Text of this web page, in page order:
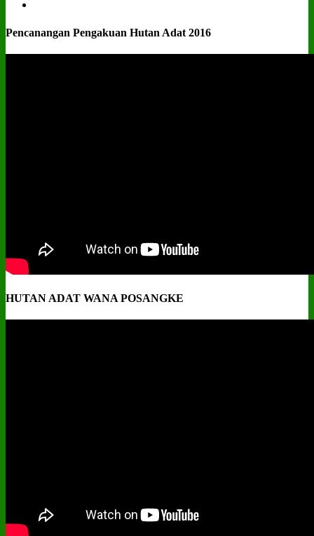
Pencanangan Pengakuan Hutan Adat 2016
HUTAN ADAT WANA POSANGKE